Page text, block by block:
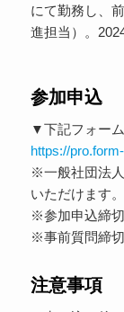
にて勤務し、
進担当）。
参加申込
▼下記フォーム
https://
※一般社団法
いただけます。
※参加申込締
※事前質問締
注意事項